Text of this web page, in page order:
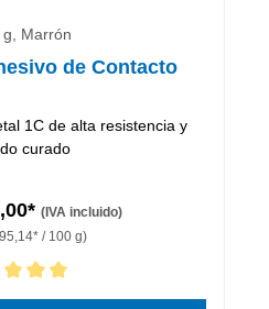
g, Marrón
de Contacto
1C de alta resistencia y
curado
(IVA incluido)
/ 100 g)
5 de 5 estrellas